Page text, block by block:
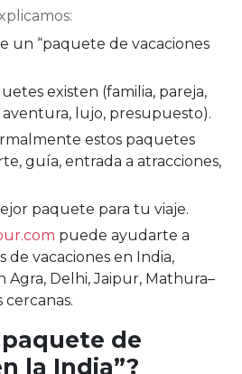
un “paquete de vacaciones
existen (familia, pareja,
lujo, presupuesto).
estos paquetes
guía, entrada a atracciones,
paquete para tu viaje.
puede ayudarte a
de vacaciones en India,
Agra, Delhi, Jaipur, Mathura–
de
la India”?